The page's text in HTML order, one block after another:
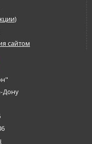
)
сайтом
Дону